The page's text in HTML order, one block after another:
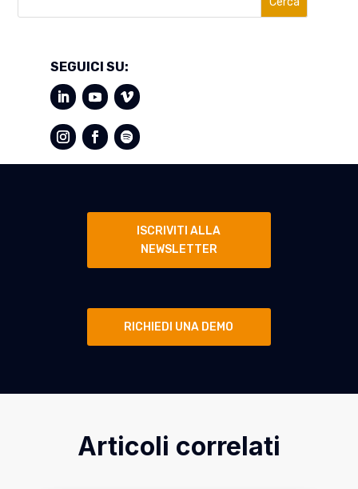
SEGUICI SU:
ISCRIVITI ALLA
NEWSLETTER
RICHIEDI UNA DEMO
Articoli correlati